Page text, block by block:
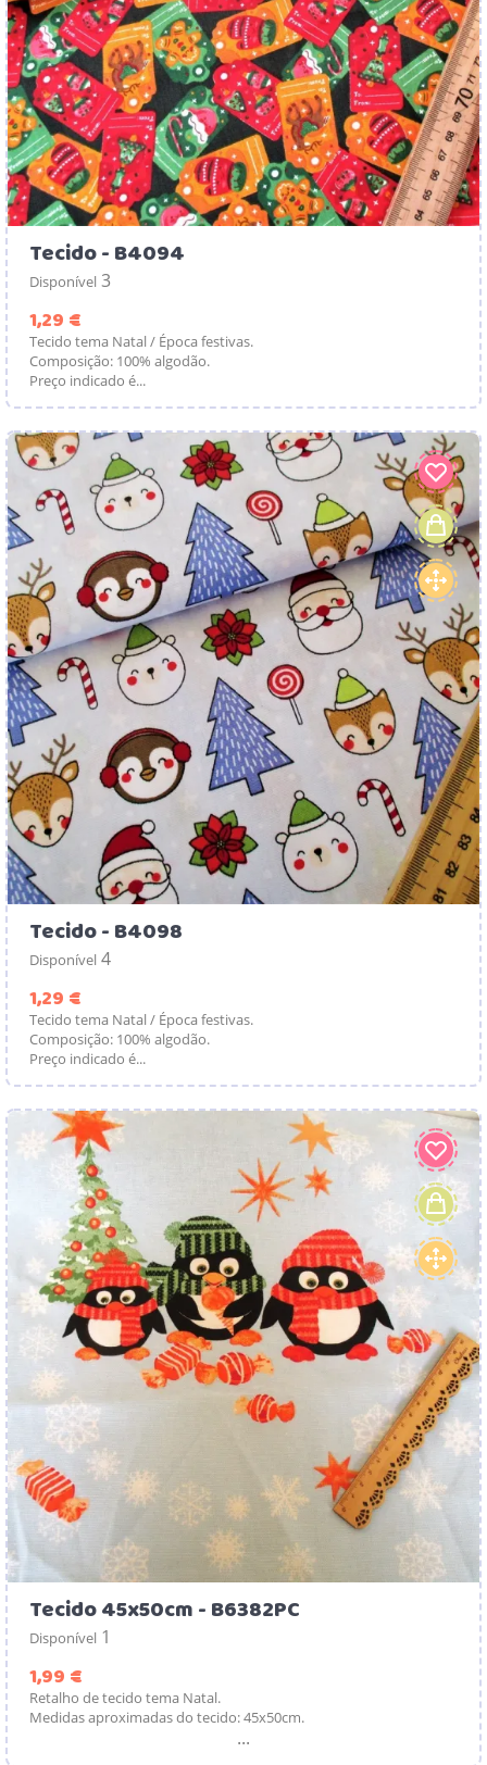
Tecido - B4094
Disponível 3
1,29 €
Tecido tema Natal / Época festivas.
Composição: 100% algodão.
Preço indicado é...
Tecido - B4098
Disponível 4
1,29 €
Tecido tema Natal / Época festivas.
Composição: 100% algodão.
Preço indicado é...
Tecido 45x50cm - B6382PC
Disponível 1
1,99 €
Retalho de tecido tema Natal.
Medidas aproximadas do tecido: 45x50cm.
...